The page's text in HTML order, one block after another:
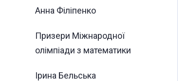
Анна Філіпенко
Призери Міжнародної
олімпіади з математики
Ірина Бельська